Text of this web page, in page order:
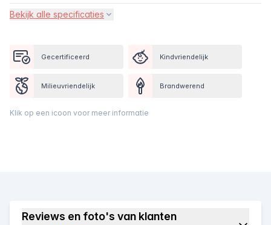
Bekijk alle specificaties
Gecertificeerd Kindvriendelijk
Milieuvriendelijk Brandwerend
Klik op een icoon voor meer informatie
Reviews en foto's van klanten